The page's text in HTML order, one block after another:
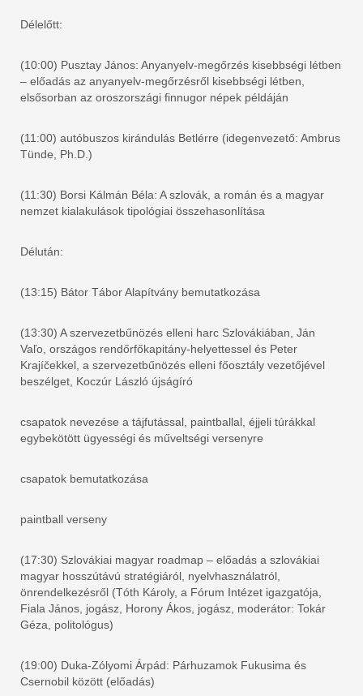
Délelőtt:
(10:00) Pusztay János: Anyanyelv-megőrzés kisebbségi létben
– előadás az anyanyelv-megőrzésről kisebbségi létben,
elsősorban az oroszországi finnugor népek példáján
(11:00) autóbuszos kirándulás Betlérre (idegenvezető: Ambrus
Tünde, Ph.D.)
(11:30) Borsi Kálmán Béla: A szlovák, a román és a magyar
nemzet kialakulások tipológiai összehasonlítása
Délután:
(13:15) Bátor Tábor Alapítvány bemutatkozása
(13:30) A szervezetbűnözés elleni harc Szlovákiában, Ján
Vaľo, országos rendőrfőkapitány-helyettessel és Peter
Krajíčekkel, a szervezetbűnözés elleni főosztály vezetőjével
beszélget, Koczúr László újságíró
csapatok nevezése a tájfutással, paintballal, éjjeli túrákkal
egybekötött ügyességi és műveltségi versenyre
csapatok bemutatkozása
paintball verseny
(17:30) Szlovákiai magyar roadmap – előadás a szlovákiai
magyar hosszútávú stratégiáról, nyelvhasználatról,
önrendelkezésről (Tóth Károly, a Fórum Intézet igazgatója,
Fiala János, jogász, Horony Ákos, jogász, moderátor: Tokár
Géza, politológus)
(19:00) Duka-Zólyomi Árpád: Párhuzamok Fukusima és
Csernobil között (előadás)